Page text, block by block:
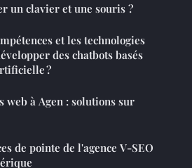
un clavier et une souris ?
et les technologies
des chatbots basés
?
web à Agen : solutions sur
de pointe de l'agence V-SEO